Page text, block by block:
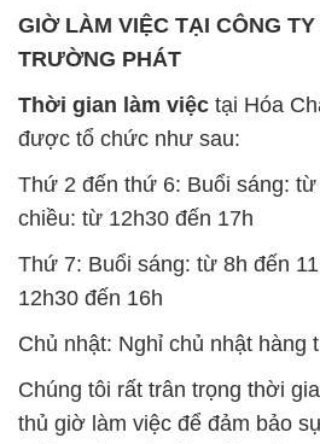
GIỜ LÀM VIỆC TẠI CÔNG
TRƯỜNG PHÁT
Thời gian làm việc tại Hóa
được tổ chức như sau:
Thứ 2 đến thứ 6: Buổi sáng:
chiều: từ 12h30 đến 17h
Thứ 7: Buổi sáng: từ 8h đến
12h30 đến 16h
Chủ nhật: Nghỉ chủ nhật hàng
Chúng tôi rất trân trọng thời
thủ giờ làm việc để đảm bảo